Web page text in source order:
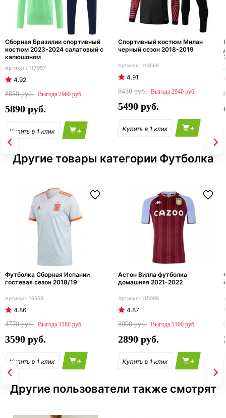
Сборная Бразилии спортивный
костюм 2023-2024 салатовый с
капюшоном
117957
4.92
8850
2960
5890
+
Спортивный костюм Милан
черный сезон 2018-2019
113568
4.91
8430
2940
5490
+
Другие товары категории Футболка
Футболка Сборная Испании
гостевая сезон 2018/19
16559
4.86
4770
1180
3590
+
Астон Вилла футболка
домашняя 2021-2022
115098
4.87
3990
1100
2890
+
Другие пользователи также смотрят